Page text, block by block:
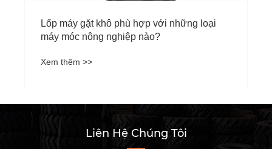
Lốp máy gặt khô phù hợp với những loại
máy móc nông nghiệp nào?
Xem thêm >>
Liên Hệ Chúng Tôi